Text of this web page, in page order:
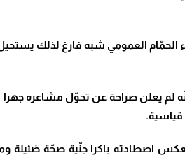
العمومي شبه فارغ لذلك يستحيل
لم يعلن صراحة عن تحوّل مشاعره
قياسية.
اصطادته باكرا جنّية صحّة ضئيلة